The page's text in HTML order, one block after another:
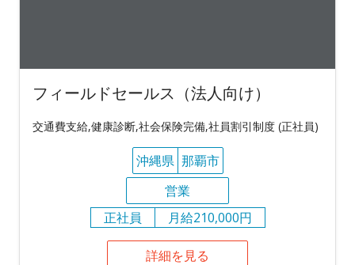
フィールドセールス（法人向け）
交通費支給,健康診断,社会保険完備,社員割引制度 (正社員)
沖縄県 那覇市
営業
正社員
月給210,000円
詳細を見る